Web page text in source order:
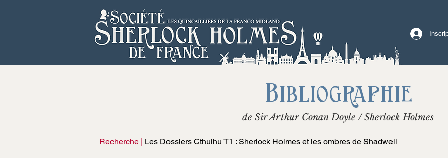
Bibliographie
de Sir Arthur Conan Doyle / Sherlock Holmes
Recherche | Les Dossiers Cthulhu T1 : Sherlock Holmes et les ombres de Shadwell